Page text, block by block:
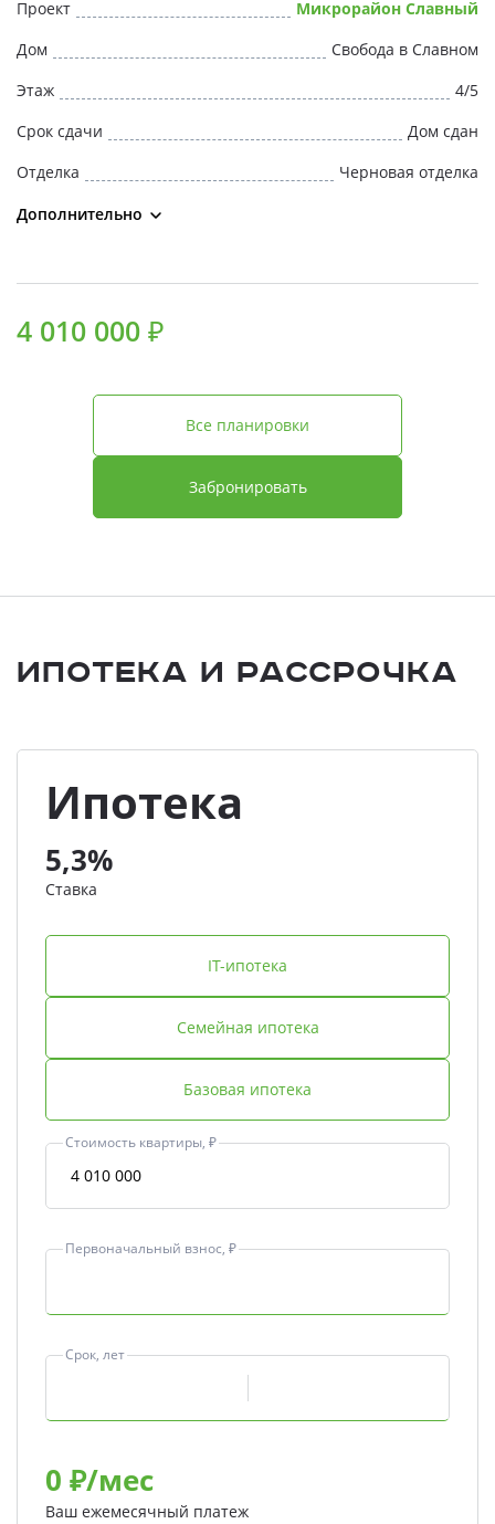
Проект
Микрорайон Славный
Дом
Свобода в Славном
Этаж
4/5
Срок сдачи
Дом сдан
Отделка
Черновая отделка
Дополнительно
4 010 000 ₽
Забронировать
Все планировки
Ипотека и Рассрочка
Ипотека
5,3%
Ставка
IT-ипотека
Семейная ипотека
Базовая ипотека
Стоимость квартиры, ₽
Первоначальный взнос, ₽
Срок, лет
0 ₽/мес
Ваш ежемесячный платеж